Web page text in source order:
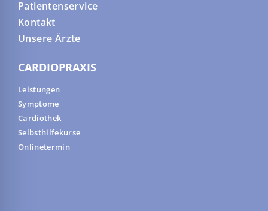
Patientenservice
Kontakt
Unsere Ärzte
CARDIOPRAXIS
Leistungen
Symptome
Cardiothek
Selbsthilfekurse
Onlinetermin